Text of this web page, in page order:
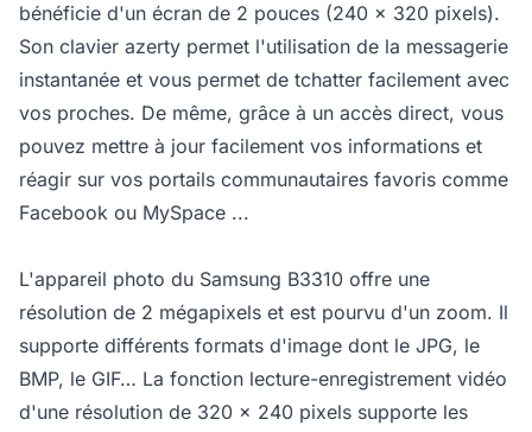
bénéficie d'un écran de 2 pouces (240 x 320 pixels).
Son clavier azerty permet l'utilisation de la messagerie
instantanée et vous permet de tchatter facilement avec
vos proches. De même, grâce à un accès direct, vous
pouvez mettre à jour facilement vos informations et
réagir sur vos portails communautaires favoris comme
Facebook ou MySpace ...
L'appareil photo du Samsung B3310 offre une
résolution de 2 mégapixels et est pourvu d'un zoom. Il
supporte différents formats d'image dont le JPG, le
BMP, le GIF… La fonction lecture-enregistrement vidéo
d'une résolution de 320 x 240 pixels supporte les